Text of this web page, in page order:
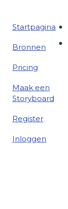
Startpagina
Bronnen
Pricing
Maak een
Storyboard
Register
Inloggen